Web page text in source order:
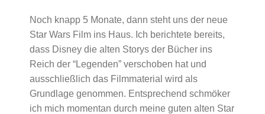
Noch knapp 5 Monate, dann steht uns der neue
Star Wars Film ins Haus. Ich berichtete bereits,
dass Disney die alten Storys der Bücher ins
Reich der “Legenden” verschoben hat und
ausschließlich das Filmmaterial wird als
Grundlage genommen. Entsprechend schmöker
ich mich momentan durch meine guten alten Star